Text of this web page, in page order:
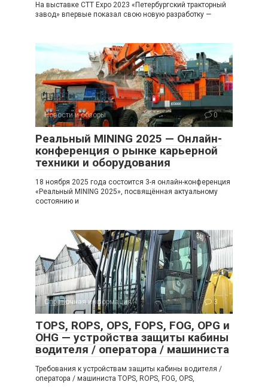
На выставке CTT Expo 2023 «Петербургский тракторный
завод» впервые показал свою новую разработку —
Новости и обзоры 0
Реальный MINING 2025 — Онлайн-
конференция о рынке карьерной
техники и оборудования
18 ноября 2025 года состоится 3-я онлайн-конференция
«Реальный MINING 2025», посвящённая актуальному
состоянию и
Справочная информация 3
TOPS, ROPS, OPS, FOPS, FOG, OPG и
OHG — устройства защиты кабины
водителя / оператора / машиниста
Требования к устройствам защиты кабины водителя /
оператора / машиниста TOPS, ROPS, FOG, OPS,